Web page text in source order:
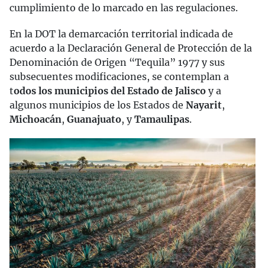
cumplimiento de lo marcado en las regulaciones.
En la DOT la demarcación territorial indicada de
acuerdo a la Declaración General de Protección de la
Denominación de Origen “Tequila” 1977 y sus
subsecuentes modificaciones, se contemplan a
todos los municipios del Estado de Jalisco y a
algunos municipios de los Estados de Nayarit,
Michoacán, Guanajuato, yTamaulipas.